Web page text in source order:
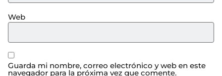
Web
Guarda mi nombre, correo electrónico y web en este
navegador para la próxima vez que comente.